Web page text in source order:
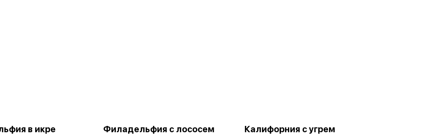
в икре Филадельфия с лососем Калифорния с угрем